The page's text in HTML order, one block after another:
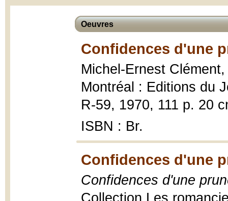
Oeuvres
Confidences d'une
Michel-Ernest
Montréal : Editions du
R-59, 1970, 111 p. 20
ISBN : Br.
Confidences d'une
Confidences d'une
Collection Les